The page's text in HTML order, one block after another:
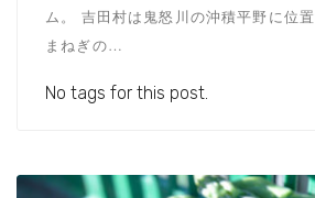
ム。 吉田村は鬼怒川の沖積平野に位
まねぎの…
No tags for this post.